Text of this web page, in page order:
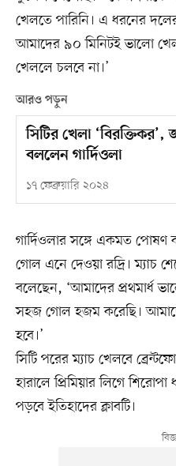
খেলতে পারিনি। এ ধরনের
আমাদের ৯০ মিনিটই ভালো
খেললে চলবে না।’
আরও পড়ুন
সিটির খেলা ‘বিরক্তিকর’,
বললেন গার্দিওলা
১৭ ফেব্রুয়ারি ২০২৪
গার্দিওলার সঙ্গে একমত পোষণ
গোল এনে দেওয়া রদ্রি। ম্যাচ
বলেছেন, ‘আমাদের প্রথমার্ধ
সহজ গোল হজম করেছি।
হবে।’
সিটি পরের ম্যাচ খেলবে
হারালে প্রিমিয়ার লিগে
পড়বে ইতিহাদের ক্লাবটি।